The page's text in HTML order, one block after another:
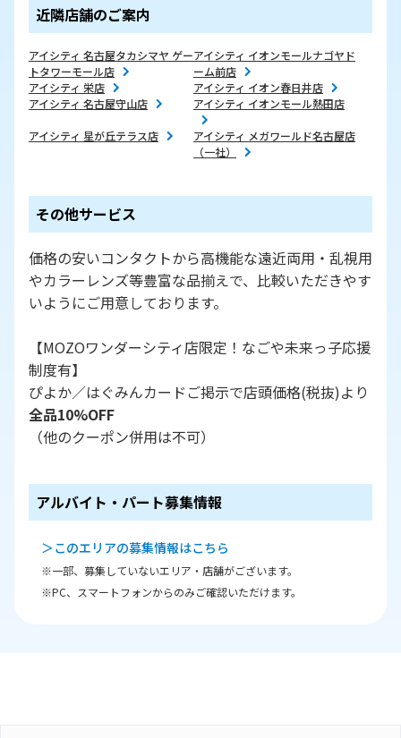
近隣店舗のご案内
アイシティ 名古屋タカシマヤ ゲー
トタワーモール店
アイシティ イオンモールナゴヤド
ーム前店
アイシティ 栄店
アイシティ イオン春日井店
アイシティ 名古屋守山店
アイシティ イオンモール熱田店
アイシティ 星が丘テラス店
アイシティ メガワールド名古屋店
（一社）
その他サービス
価格の安いコンタクトから高機能な遠近両用・乱視用
やカラーレンズ等豊富な品揃えで、比較いただきやす
いようにご用意しております。
【MOZOワンダーシティ店限定！なごや未来っ子応援
制度有】
ぴよか／はぐみんカードご掲示で店頭価格(税抜)より
全品10%OFF
（他のクーポン併用は不可）
アルバイト・パート募集情報
＞このエリアの募集情報はこちら
※一部、募集していないエリア・店舗がございます。
※PC、スマートフォンからのみご確認いただけます。